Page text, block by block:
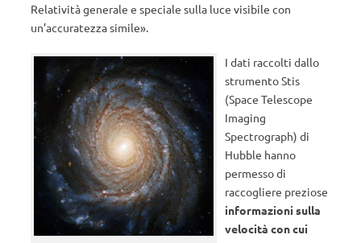
Relatività generale e speciale sulla luce visibile con
un’accuratezza simile».
I dati raccolti dallo
strumento Stis
(Space Telescope
Imaging
Spectrograph) di
Hubble hanno
permesso di
raccogliere preziose
informazioni sulla
velocità con cui